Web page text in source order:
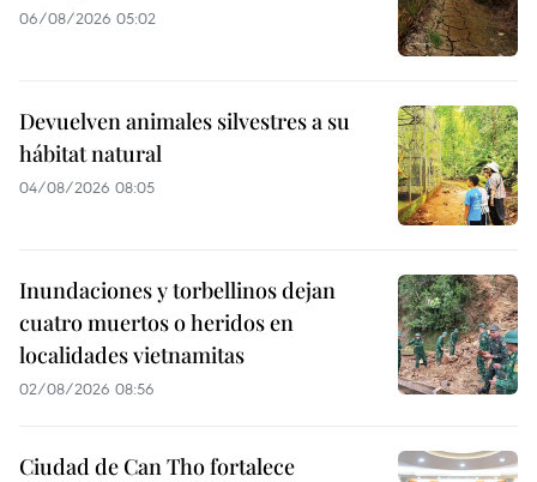
06/08/2026 05:02
Devuelven animales silvestres a su
hábitat natural
04/08/2026 08:05
Inundaciones y torbellinos dejan
cuatro muertos o heridos en
localidades vietnamitas
02/08/2026 08:56
Ciudad de Can Tho fortalece